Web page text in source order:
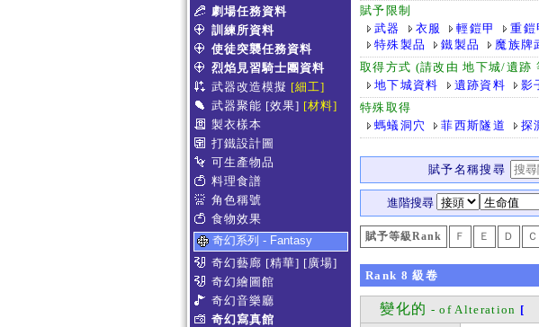
劇場任務資料
訓練所資料
使徒突襲任務資料
烈焰見習騎士團資料
武器改造模擬 [細工]
武器聚能 [效果] [材料]
製衣樣本
打鐵設計圖
可生產物品
料理食譜
角色稱號
食物效果
奇幻系列 - Fantasy
奇幻藝廊 [精華] [廣場]
奇幻繪圖館
奇幻音樂廳
奇幻寫真館
賦予限制
武器
衣服 輕鎧甲 重鎧
特殊製品
鐵製品 魔族牌
取得方式 (請改由 地下城/遺跡
地下城資料
遺跡資料 影
特殊取得
螞蟻洞穴
菲西斯隧道 探
賦予名稱搜尋
進階搜尋
賦予等級Rank Ｆ Ｅ Ｄ Ｃ
Rank 8 級卷
變化的 - of Alteration [